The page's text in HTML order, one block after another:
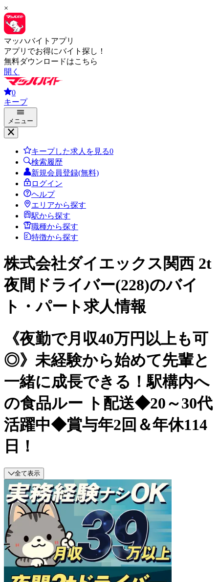
×
マッハバイトアプリ
アプリでお得にバイト探し！
無料ダウンロードはこちら
開く
0
キープ
メニュー
キープした求人を見る0
検索履歴
新規会員登録(無料)
ログイン
ヘルプ
エリアから探す
駅から探す
職種から探す
特徴から探す
株式会社ダイエックス関西 2t
夜間ドライバー(228)のバイ
ト・パート求人情報
《夜勤で月収40万円以上も可
◎》未経験から始めて先輩と
一緒に成長できる！駅構内へ
の食品ルー ト配送◆20～30代
活躍中◆賞与年2回＆年休114
日！
全て表示